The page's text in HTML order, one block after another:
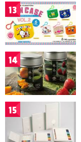
13
14
15